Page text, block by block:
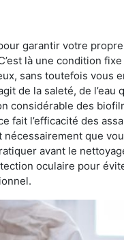
garantir votre
là une condition
sans toutefois vous
de la saleté, de l’eau
considérable des
fait l’efficacité des
que
avant le
oculaire pour